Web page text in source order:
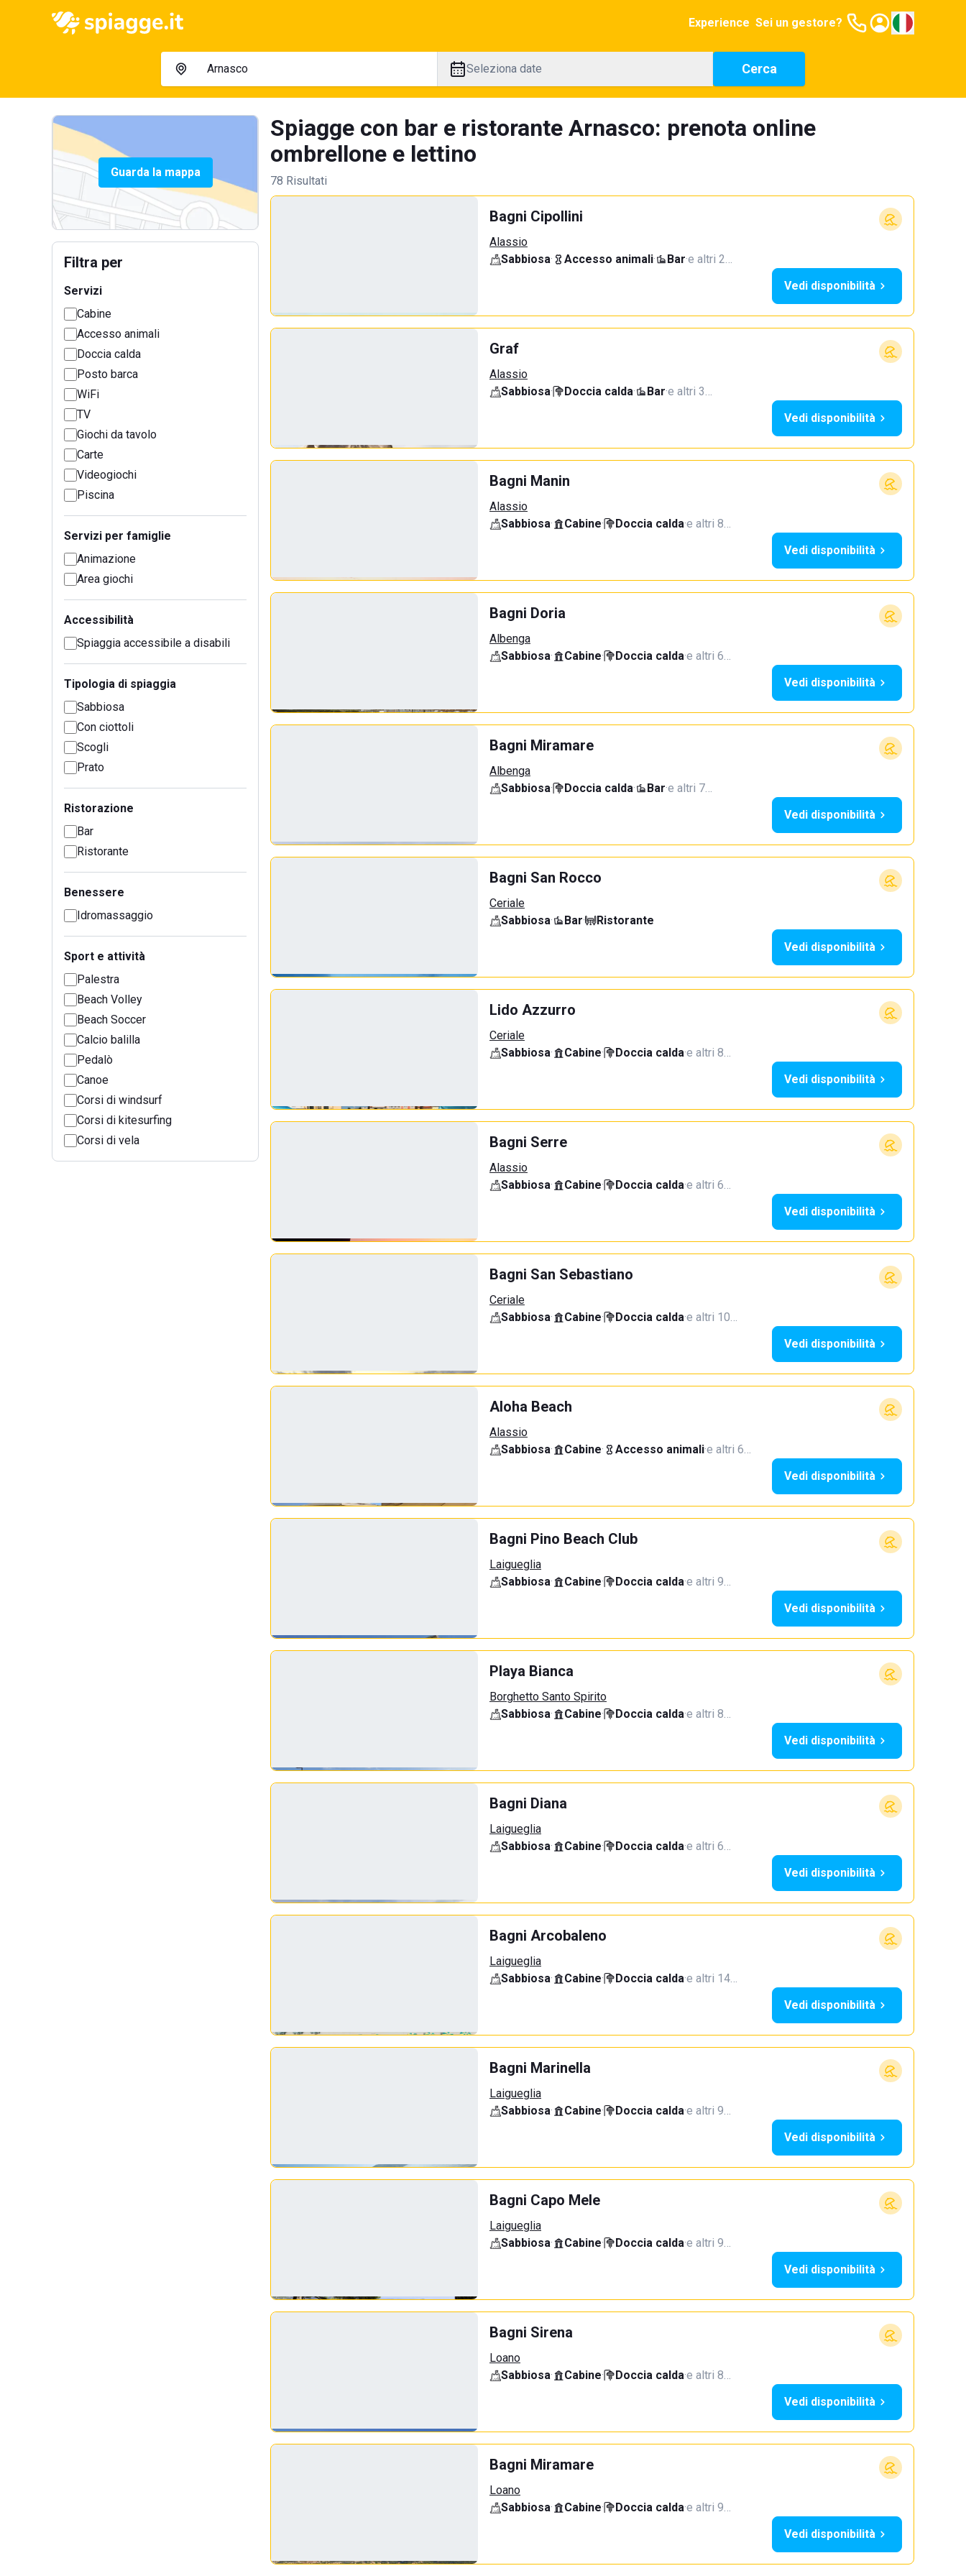
Experience Sei un gestore?
Seleziona date Cerca
Guarda la mappa
Filtra per
Servizi
Cabine
Accesso animali
Doccia calda
Posto barca
WiFi
TV
Giochi da tavolo
Carte
Videogiochi
Piscina
Servizi per famiglie
Animazione
Area giochi
Accessibilità
Spiaggia accessibile a disabili
Tipologia di spiaggia
Sabbiosa
Con ciottoli
Scogli
Prato
Ristorazione
Bar
Ristorante
Benessere
Idromassaggio
Sport e attività
Palestra
Beach Volley
Beach Soccer
Calcio balilla
Pedalò
Canoe
Corsi di windsurf
Corsi di kitesurfing
Corsi di vela
Spiagge con bar e ristorante Arnasco: prenota online
ombrellone e lettino
78 Risultati
Bagni Cipollini
Alassio
Sabbiosa· Accesso animali· Bar·e altri 2…
Vedi disponibilità
Graf
Alassio
Sabbiosa· Doccia calda· Bar·e altri 3…
Vedi disponibilità
Bagni Manin
Alassio
Sabbiosa· Cabine· Doccia calda·e altri 8…
Vedi disponibilità
Bagni Doria
Albenga
Sabbiosa· Cabine· Doccia calda·e altri 6…
Vedi disponibilità
Bagni Miramare
Albenga
Sabbiosa· Doccia calda· Bar·e altri 7…
Vedi disponibilità
Bagni San Rocco
Ceriale
Sabbiosa· Bar·
Ristorante
Vedi disponibilità
Lido Azzurro
Ceriale
Sabbiosa· Cabine· Doccia calda·e altri 8…
Vedi disponibilità
Bagni Serre
Alassio
Sabbiosa· Cabine· Doccia calda·e altri 6…
Vedi disponibilità
Bagni San Sebastiano
Ceriale
Sabbiosa· Cabine· Doccia calda·e altri 10…
Vedi disponibilità
Aloha Beach
Alassio
Sabbiosa· Cabine· Accesso animali·e altri 6…
Vedi disponibilità
Bagni Pino Beach Club
Laigueglia
Sabbiosa· Cabine· Doccia calda·e altri 9…
Vedi disponibilità
Playa Bianca
Borghetto Santo Spirito
Sabbiosa· Cabine· Doccia calda·e altri 8…
Vedi disponibilità
Bagni Diana
Laigueglia
Sabbiosa· Cabine· Doccia calda·e altri 6…
Vedi disponibilità
Bagni Arcobaleno
Laigueglia
Sabbiosa· Cabine· Doccia calda·e altri 14…
Vedi disponibilità
Bagni Marinella
Laigueglia
Sabbiosa· Cabine· Doccia calda·e altri 9…
Vedi disponibilità
Bagni Capo Mele
Laigueglia
Sabbiosa· Cabine· Doccia calda·e altri 9…
Vedi disponibilità
Bagni Sirena
Loano
Sabbiosa· Cabine· Doccia calda·e altri 8…
Vedi disponibilità
Bagni Miramare
Loano
Sabbiosa· Cabine· Doccia calda·e altri 9…
Vedi disponibilità